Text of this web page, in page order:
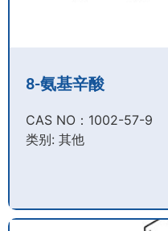
8-氨基辛酸
CAS NO：1002-57-9​
类别: 其他